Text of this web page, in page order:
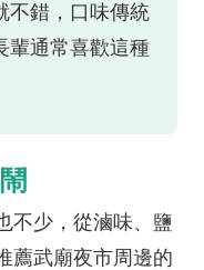
不錯，口味傳統
輩通常喜歡這種
不少，從滷味、鹽
薦武廟夜市周邊的